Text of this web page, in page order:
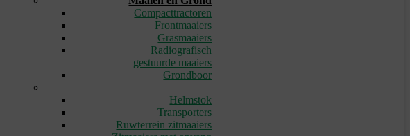
Compacttractoren
Frontmaaiers
Grasmaaiers
Radiografisch
gestuurde maaiers
Grondboor
Helmstok
Transporters
Ruwterrein zitmaaiers